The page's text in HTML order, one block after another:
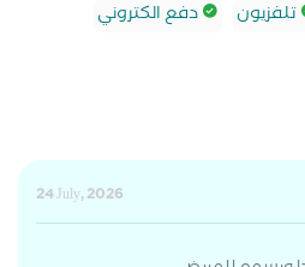
تلفزيون
دفع الكتروني
24 July, 2026